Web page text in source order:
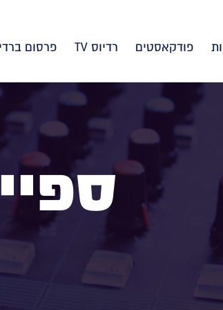
פודקאסטים רדיוס TV פרסום